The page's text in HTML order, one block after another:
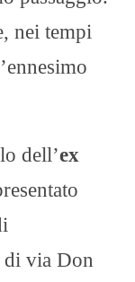
nei tempi
dell’ex
di via Don